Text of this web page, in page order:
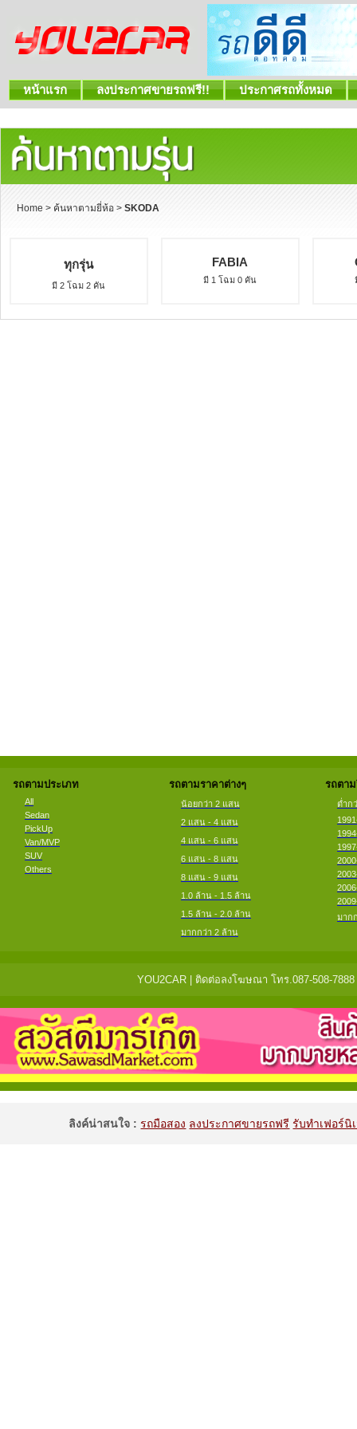
หน้าแรก ลงประกาศขายรถฟรี!! ประกาศรถทั้งหมด
Home > ค้นหาตามยี่ห้อ > SKODA
ทุกรุ่น
มี 2 โฉม 2 คัน
FABIA
มี 1 โฉม 0 คัน
รถตามประเภท
All
Sedan
PickUp
Van/MVP
SUV
Others
รถตามราคาต่างๆ
น้อยกว่า 2 แสน
2 แสน - 4 แสน
4 แสน - 6 แสน
6 แสน - 8 แสน
8 แสน - 9 แสน
1.0 ล้าน - 1.5 ล้าน
1.5 ล้าน - 2.0 ล้าน
มากกว่า 2 ล้าน
รถตา
ต่ำก
มาก
YOU2CAR | ติดต่อลงโฆษณา โทร.087-508-
ลิงค์น่าสนใจ :รถมือสอง ลงประกาศขายรถฟรี รับทำเฟอร์นิ